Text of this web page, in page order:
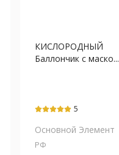
КИСЛОРОДНЫЙ
Баллончик с маско...
5
Основной Элемент
РФ